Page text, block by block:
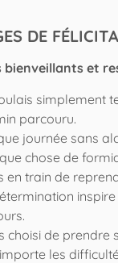
DE
bienveillants et
simplement
parcouru.
journée sans
chose de
en train de
choisi de prendre
les